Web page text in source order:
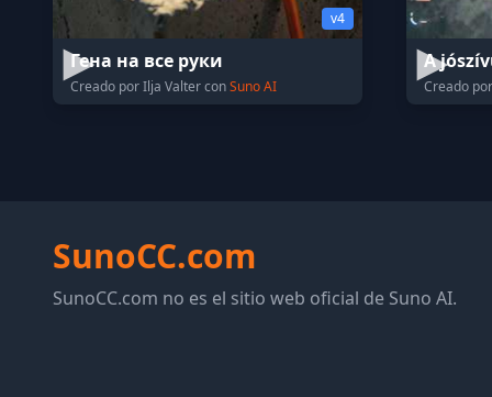
v4
Гена на все руки
Creado por Ilja Valter conSuno AI
A
Creado
SunoCC.com
SunoCC.com no es el sitio web oficial de Suno AI.